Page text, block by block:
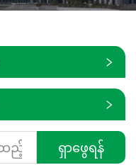
ရှာဖွေရန်